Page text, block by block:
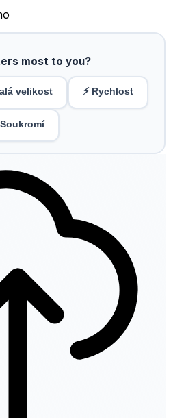
most to you?
velikost ⚡ Rychlost
Soukromí